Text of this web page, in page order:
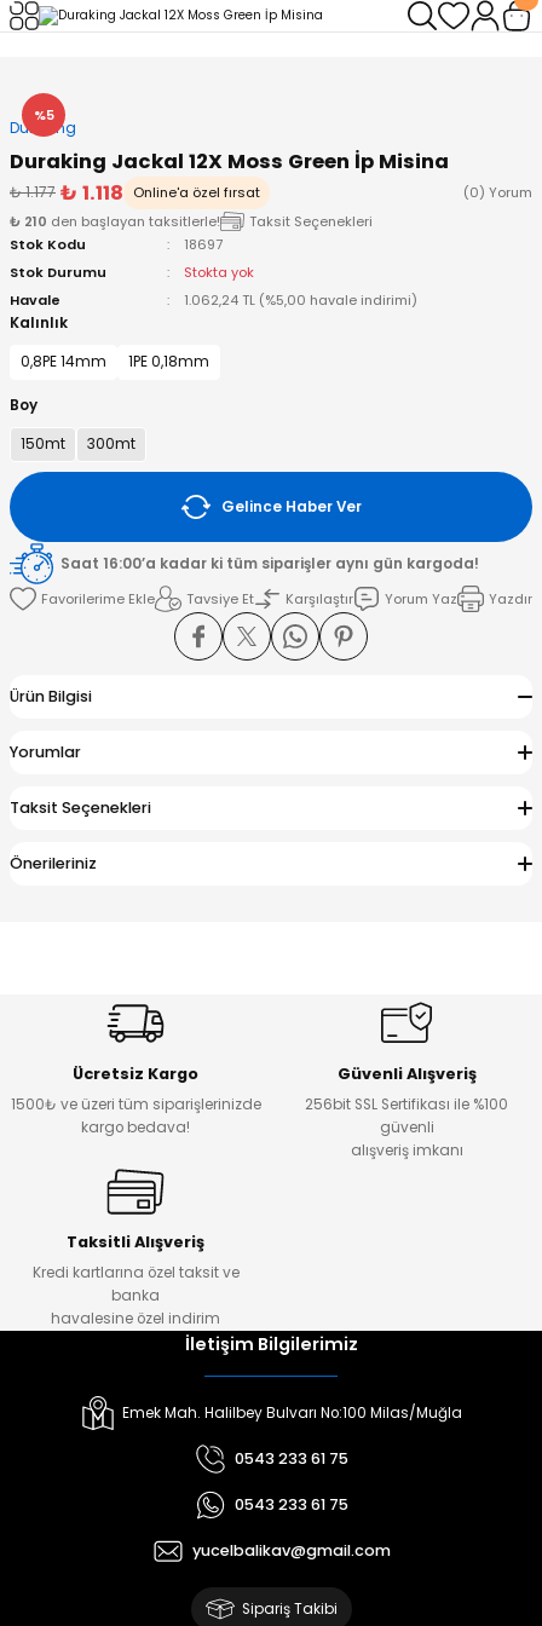
%5
Duraking
Duraking Jackal 12X Moss Green İp Misina
₺ 1.177 ₺ 1.118 Online'a özel fırsat
(0) Yorum
₺ 210 den başlayan taksitlerle!
Taksit Seçenekleri
Stok Kodu
18697
Stok Durumu
Stokta yok
Havale
1.062,24 TL (%5,00 havale indirimi)
Kalınlık
0,8PE 14mm
1PE 0,18mm
Boy
150mt
300mt
Gelince Haber Ver
Saat 16:00’a kadar ki tüm siparişler aynı gün kargoda!
Tavsiye Et
Karşılaştır Yorum Yaz Yazdır
Ürün Bilgisi
Yorumlar
Taksit Seçenekleri
Önerileriniz
Ücretsiz Kargo
1500₺ ve üzeri tüm siparişlerinizde
kargo bedava!
Güvenli Alışveriş
256bit SSL Sertifikası ile %100
güvenli
alışveriş imkanı
Taksitli Alışveriş
Kredi kartlarına özel taksit ve
banka
havalesine özel indirim
İletişim Bilgilerimiz
Emek Mah. Halilbey Bulvarı No:100 Milas/Muğla
0543 233 61 75
0543 233 61 75
yucelbalikav@gmail.com
Sipariş Takibi
Geri Dön
Makineleri
Geri Dön
Geri Dön
Misinalar
Geri Dön
- Klips
Halka
Geri Dön
Geri Dön